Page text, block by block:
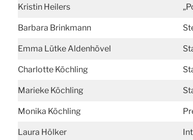
Kristin Heilers
Barbara Brinkmann
Emma Lütke Aldenhövel
Charlotte Köchling
Marieke Köchling
Monika Köchling
Laura Hölker